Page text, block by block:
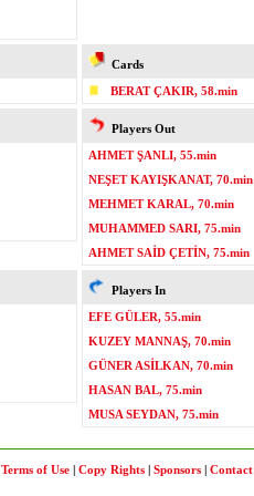
Cards
BERAT ÇAKIR, 58.min
Players Out
AHMET ŞANLI, 55.min
NEŞET KAYIŞKANAT, 70.min
MEHMET KARAL, 70.min
MUHAMMED SARI, 75.min
AHMET SAİD ÇETİN, 75.min
Players In
EFE GÜLER, 55.min
KUZEY MANNAŞ, 70.min
GÜNER ASİLKAN, 70.min
HASAN BAL, 75.min
MUSA SEYDAN, 75.min
Terms of Use | Copy Rights | Sponsors | Contact